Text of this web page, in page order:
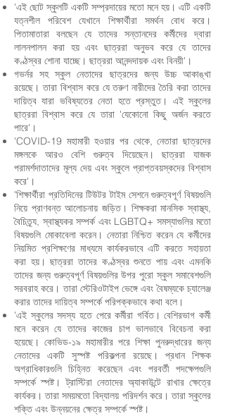
'এই ছোট স্কুলটি একটি সম্প্রদায়ের মতো মনে হয়। এটি একটি
যত্নশীল পরিবেশ যেখানে শিক্ষার্থীরা সমর্থন বোধ করে।
পিতামাতারা বলছেন যে তাদের সন্তানদের কর্মীদের দ্বারা
লালনপালন করা হয় এবং ছাত্ররা অনুভব করে যে তাদের
কণ্ঠস্বর শোনা যাচ্ছে। ছাত্ররা আনন্দদায়ক এবং বিনয়ী'।
গভর্নর সহ স্কুল নেতাদের ছাত্রদের জন্য উচ্চ আকাঙ্খা
রয়েছে। তারা বিশ্বাস করে যে তরুণ নারীদের তৈরি করা তাদের
দায়িত্ব যারা ভবিষ্যতের নেতা হতে প্রস্তুত। এই স্কুলের
ছাত্ররা বিশ্বাস করে যে তারা 'যেকোনো কিছু অর্জন করতে
পারে'।
'COVID-19 মহামারী হওয়ার পর থেকে, নেতারা ছাত্রদের
মঙ্গলকে আরও বেশি গুরুত্ব দিয়েছেন। ছাত্ররা যাজক
পরামর্শদাতাদের মূল্য দেয় এবং স্কুলে প্রাপ্তবয়স্কদের বিশ্বাস
করে'।
'শিক্ষার্থীরা প্রতিদিনের টিউটর টাইম সেশনে গুরুত্বপূর্ণ বিষয়গুলি
নিয়ে প্রাণবন্ত আলোচনায় জড়িত। শিক্ষকরা মানসিক স্বাস্থ্য,
বৈচিত্র্য, স্বাস্থ্যকর সম্পর্ক এবং LGBTQ+ সমস্যাগুলির মতো
বিষয়গুলি মোকাবেলা করেন। নেতারা নিশ্চিত করেন যে কর্মীদের
নিয়মিত প্রশিক্ষণের মাধ্যমে কার্যকরভাবে এটি করতে সহায়তা
করা হয়। ছাত্ররা তাদের কণ্ঠস্বর শুনতে পায় এবং এমনকি
তাদের জন্য গুরুত্বপূর্ণ বিষয়গুলির উপর পুরো স্কুল সমাবেশগুলি
সরবরাহ করে। তারা স্টেরিওটাইপ ভেঙ্গে এবং বৈষম্যকে চ্যালেঞ্জ
করার তাদের দায়িত্ব সম্পর্কে পরিপক্কভাবে কথা বলে।
'এই স্কুলের সদস্য হতে পেরে কর্মীরা গর্বিত। বেশিরভাগ কর্মী
মনে করেন যে তাদের কাজের চাপ ভালভাবে বিবেচনা করা
হয়েছে। কোভিড-১৯ মহামারীর পরে শিক্ষা পুনরুদ্ধারের জন্য
নেতাদের একটি সুস্পষ্ট পরিকল্পনা রয়েছে। প্রধান শিক্ষক
অগ্রাধিকারগুলি চিহ্নিত করেছেন এবং পরবর্তী পদক্ষেপগুলি
সম্পর্কে স্পষ্ট। ট্রাস্টিরা নেতাদের অ্যাকাউন্টে রাখার ক্ষেত্রে
কার্যকর। তারা সময়মতো বিদ্যালয় পরিদর্শন করে। তারা স্কুলের
শক্তি এবং উন্নয়নের ক্ষেত্র সম্পর্কে স্পষ্ট।